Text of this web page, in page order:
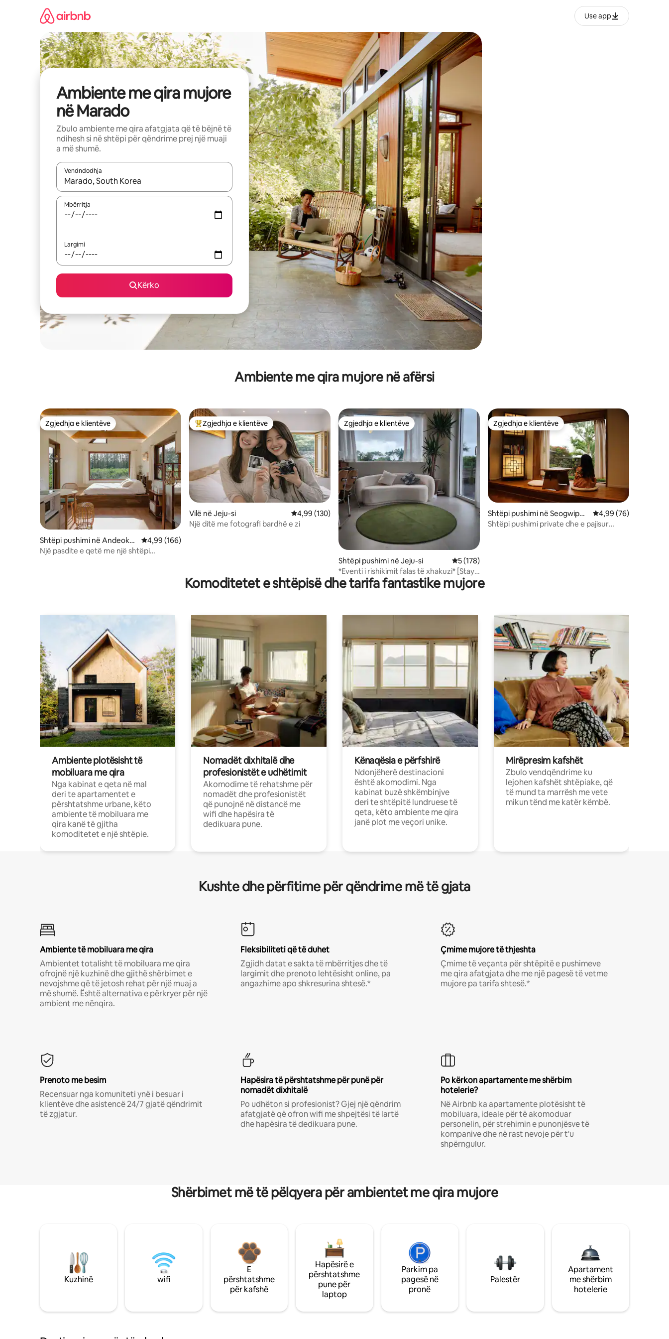
Use app
Ambiente me qira mujore
në Marado
Zbulo ambiente me qira afatgjata që të bëjnë të
ndihesh si në shtëpi për qëndrime prej një muaji
a më shumë.
Vendndodhja
Kur rezultatet të jenë të disponueshme, lëviz me butonat e shigjetave lart e poshtë ose eksploro duke prekur ose duke lëvizur ekranin.
Mbërritja
Largimi
Kërko
Ambiente me qira mujore në afërsi
Zgjedhja e klientëve
Zgjedhja e klientëve
Shtëpi pushimi në Andeok-
myeon, Seogwipo-si
Vlerësimi mesatar 4,99 nga 5, 166 vlerësime
4,99 (166)
Një pasdite e qetë me një shtëpi
Më të mirat e zgjedhjeve të klientëve
Zgjedhja e klientëve
Vilë në Jeju-si Vlerësimi mesatar 4,99 nga 5, 130 vlerësime
4,99 (130)
Një ditë me fotografi bardhë e zi
Zgjedhja e klientëve
Zgjedhja e klientëve
Shtëpi pushimi në Jeju-si Vlerësimi mesatar 5 nga 5, 178 vlerësime
5 (178)
*Eventi i rishikimit falas të xhakuzi* [Stay
Finda Loft Bldg B] Akomodim privat me
ndjesinë e të qenit vetëm
Zgjedhja e klientëve
Zgjedhja e klientëve
Shtëpi pushimi në Seogwipo-
si
Vlerësimi mesatar
4,99 (76)
Shtëpi pushimi private dhe e pajisur
Komoditetet e shtëpisë dhe tarifa fantastike mujore
Ambiente plotësisht të
mobiluara me qira
Nga kabinat e qeta në mal
deri te apartamentet e
përshtatshme urbane, këto
ambiente të mobiluara me
qira kanë të gjitha
komoditetet e një shtëpie.
Nomadët dixhitalë dhe
profesionistët e udhëtimit
Akomodime të rehatshme për
nomadët dhe profesionistët
që punojnë në distancë me
wifi dhe hapësira të
dedikuara pune.
Kënaqësia e përfshirë
Ndonjëherë destinacioni
është akomodimi. Nga
kabinat buzë shkëmbinjve
deri te shtëpitë lundruese të
qeta, këto ambiente me qira
janë plot me veçori unike.
Mirëpresim kafshët
Zbulo vendqëndrime ku
lejohen kafshët shtëpiake, që
të mund ta marrësh me vete
mikun tënd me katër këmbë.
Kushte dhe përfitime për qëndrime më të gjata
Ambiente të mobiluara me qira
Ambientet totalisht të mobiluara me qira
ofrojnë një kuzhinë dhe gjithë shërbimet e
nevojshme që të jetosh rehat për një muaj a
më shumë. Është alternativa e përkryer për një
ambient me nënqira.
Fleksibiliteti që të duhet
Zgjidh datat e sakta të mbërritjes dhe të
largimit dhe prenoto lehtësisht online, pa
angazhime apo shkresurina shtesë.*
Çmime mujore të thjeshta
Çmime të veçanta për shtëpitë e pushimeve
me qira afatgjata dhe me një pagesë të vetme
mujore pa tarifa shtesë.*
Prenoto me besim
Recensuar nga komuniteti ynë i besuar i
klientëve dhe asistencë 24/7 gjatë qëndrimit
të zgjatur.
Hapësira të përshtatshme për punë për
nomadët dixhitalë
Po udhëton si profesionist? Gjej një qëndrim
afatgjatë që ofron wifi me shpejtësi të lartë
dhe hapësira të dedikuara pune.
Po kërkon apartamente me shërbim
hotelerie?
Në Airbnb ka apartamente plotësisht të
mobiluara, ideale për të akomoduar
personelin, për strehimin e punonjësve të
kompanive dhe në rast nevoje për t'u
shpërngulur.
Shërbimet më të pëlqyera për ambientet me qira mujore
Kuzhinë wifi
E
përshtatshme
për kafshë
Hapësirë e
përshtatshme
pune për
laptop
Parkim pa
pagesë në
pronë
Palestër
Apartament
me shërbim
hotelerie